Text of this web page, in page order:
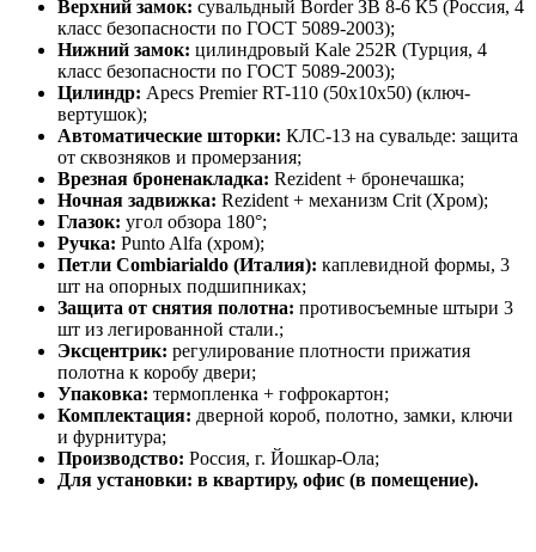
Верхний замок: сувальдный Border ЗВ 8-6 К5 (Россия, 4
класс безопасности по ГОСТ 5089-2003);
Нижний замок: цилиндровый Kale 252R (Турция, 4
класс безопасности по ГОСТ 5089-2003);
Цилиндр: Apecs Premier RT-110 (50х10х50) (ключ-
вертушок);
Автоматические шторки: КЛС-13 на сувальде: защита
от сквозняков и промерзания;
Врезная броненакладка: Rezident + бронечашка;
Ночная задвижка: Rezident + механизм Crit (Хром);
Глазок: угол обзора 180°;
Ручка: Punto Alfa (хром);
Петли Combiarialdo (Италия): каплевидной формы, 3
шт на опорных подшипниках;
Защита от снятия полотна: противосъемные штыри 3
шт из легированной стали.;
Эксцентрик: регулирование плотности прижатия
полотна к коробу двери;
Упаковка: термопленка + гофрокартон;
Комплектация: дверной короб, полотно, замки, ключи
и фурнитура;
Производство: Россия, г. Йошкар-Ола;
Для установки: в квартиру, офис (в помещение).